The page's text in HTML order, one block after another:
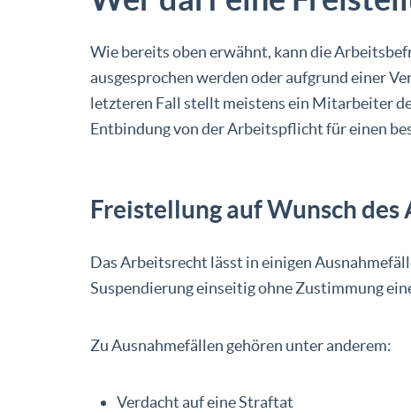
Wie bereits oben erwähnt, kann die
ausgesprochen werden oder aufgrund einer
letzteren Fall stellt meistens ein Mitarbeiter
Entbindung von der Arbeitspflicht für einen
Freistellung auf Wunsch des
Das Arbeitsrecht lässt in einigen
Suspendierung einseitig ohne Zustimmung
Zu Ausnahmefällen gehören unter anderem:
Verdacht auf eine Straftat